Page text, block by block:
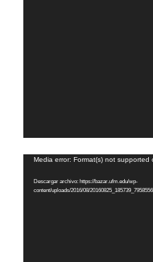
Reproductor
vídeo
Media error: Format(s) not supported
Descargar archivo: https://bazar.ufm.edu/wp-
content/uploads/2016/08/